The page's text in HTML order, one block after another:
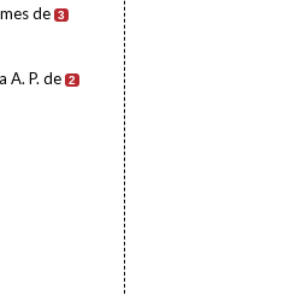
de 3
A. P. de 2